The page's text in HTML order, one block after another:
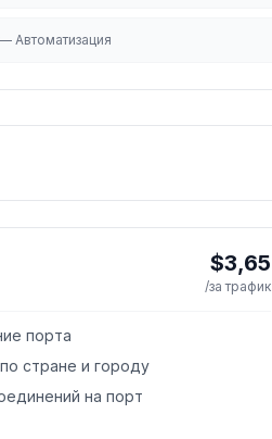
—Автоматизация
$3,65
/за трафик
порта
стране и городу
на порт